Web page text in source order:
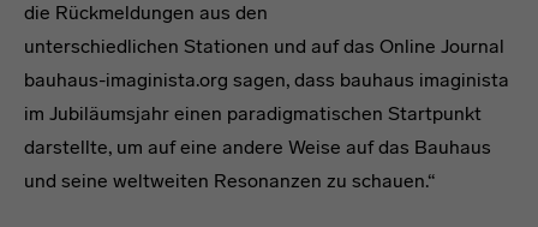
die Rückmeldungen aus den
unterschiedlichen Stationen und auf das Online Journal
bauhaus-imaginista.org sagen, dass bauhaus imaginista
im Jubiläumsjahr einen paradigmatischen Startpunkt
darstellte, um auf eine andere Weise auf das Bauhaus
und seine weltweiten Resonanzen zu schauen.“